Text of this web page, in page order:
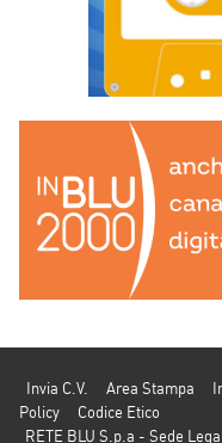
Invia C.V. Area Stampa
Policy
Codice Etico
RETE BLU S.p.a - Sede